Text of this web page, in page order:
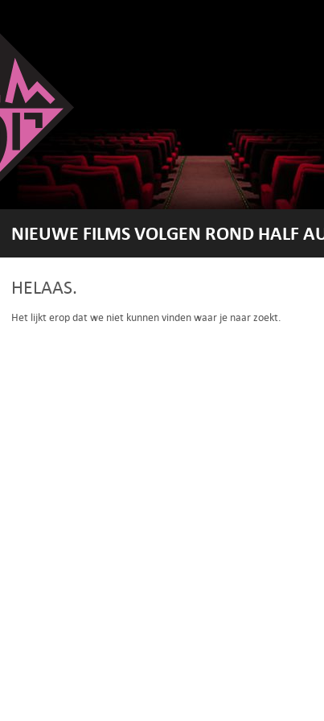
NIEUWE FILMS VOLGEN ROND HALF
HELAAS.
Het lijkt erop dat we niet kunnen vinden waar je naar zoekt.